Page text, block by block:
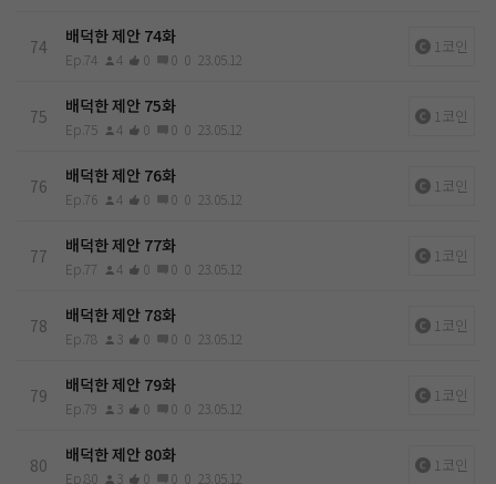
74 배덕한 제안 74화
Ep.74 4 0 0 0 23.05.12
1코인
75 배덕한 제안 75화
Ep.75 4 0 0 0 23.05.12
1코인
76 배덕한 제안 76화
Ep.76 4 0 0 0 23.05.12
1코인
77 배덕한 제안 77화
Ep.77 4 0 0 0 23.05.12
1코인
78 배덕한 제안 78화
Ep.78 3 0 0 0 23.05.12
1코인
79 배덕한 제안 79화
Ep.79 3 0 0 0 23.05.12
1코인
80 배덕한 제안 80화
Ep.80 3 0 0 0 23.05.12
1코인